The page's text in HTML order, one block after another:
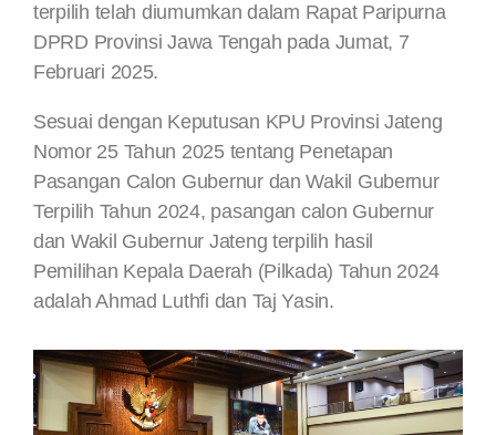
terpilih telah diumumkan dalam Rapat Paripurna
DPRD Provinsi Jawa Tengah pada Jumat, 7
Februari 2025.
Sesuai dengan Keputusan KPU Provinsi Jateng
Nomor 25 Tahun 2025 tentang Penetapan
Pasangan Calon Gubernur dan Wakil Gubernur
Terpilih Tahun 2024, pasangan calon Gubernur
dan Wakil Gubernur Jateng terpilih hasil
Pemilihan Kepala Daerah (Pilkada) Tahun 2024
adalah Ahmad Luthfi dan Taj Yasin.